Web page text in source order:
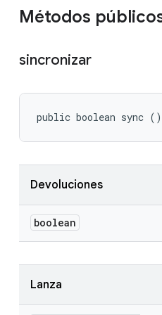
Métodos
sincronizar
public boolean sync ()
Devoluciones
boolean
Lanza